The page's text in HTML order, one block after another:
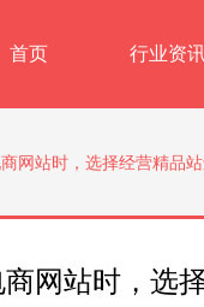
首页 行业资
网站时，选择经营精品
网站时，选